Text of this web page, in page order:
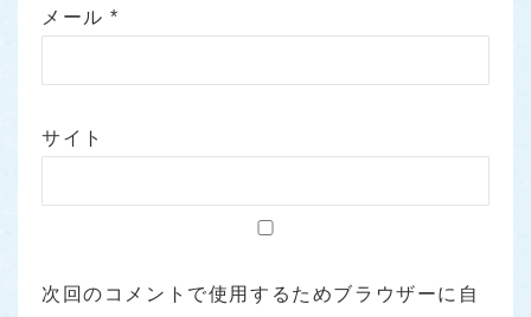
メール*
サイト
次回のコメントで使用するためブラウザーに自